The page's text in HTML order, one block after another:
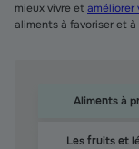
mieux vivre etaméliorer
aliments à favoriser et à
Aliments à
Les fruits et